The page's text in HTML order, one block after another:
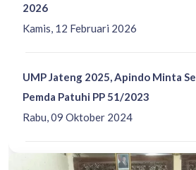
Kamis, 12 Februari 2026
2026
Rabu, 09 Oktober 2024
UMP Jateng 2025, Apindo Minta
Pemda Patuhi PP 51/2023